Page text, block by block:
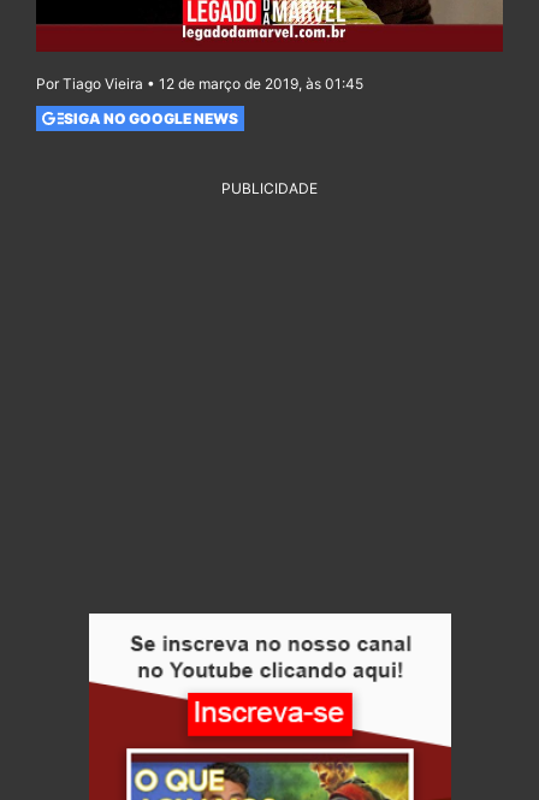
Por Tiago Vieira • 12 de março de 2019, às 01:45
SIGA NO GOOGLE NEWS
PUBLICIDADE